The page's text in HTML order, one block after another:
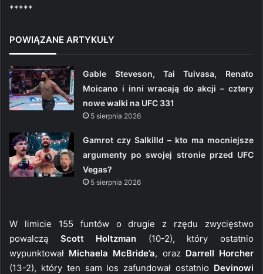
*****
POWIĄZANE ARTYKUŁY
Gable Steveson, Tai Tuivasa, Renato
Moicano i inni wracają do akcji – cztery
nowe walki na UFC 331
5 sierpnia 2026
Gamrot czy Salkilld – kto ma mocniejsze
argumenty po swojej stronie przed UFC
Vegas?
5 sierpnia 2026
W limicie 155 funtów o drugie z rzędu zwycięstwo
powalczą Scott Holtzman (10-2), który ostatnio
wypunktował Michaela McBride’a, oraz Darrell Horcher
(13-2), który ten sam los zafundował ostatnio Devinowi